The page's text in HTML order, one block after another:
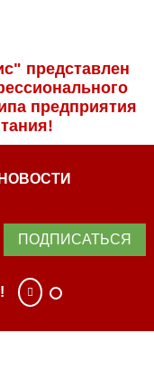
представлен
предприятия
ПОДПИСАТЬСЯ